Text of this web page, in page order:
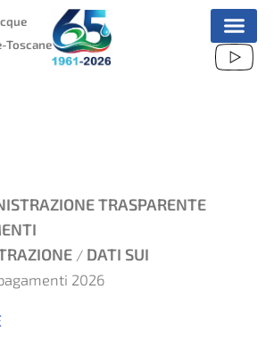
cque
Toscane
TRASPARENTE
/ DATI SUI
2026